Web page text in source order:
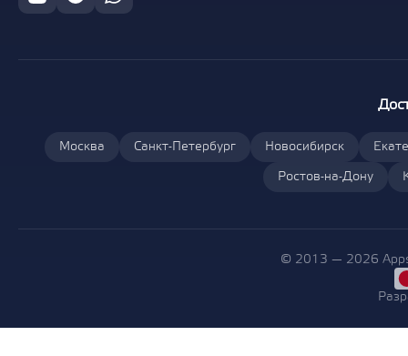
Москва Санкт-Петербург Новосибирск
Ростов-на-Дону
© 2013 — 2026